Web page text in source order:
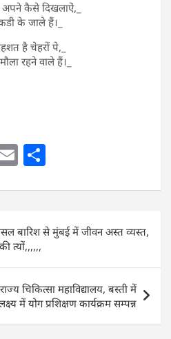
कैसे दिखलाऐ‌ं,_
के जाले हैं।_
है चेहरों पे,_
रहने वाले हैं।_
E
ai
l
ar
e
बारिश से मुंबई में जीवन अस्त व्यस्त,
त्यों,,,,,,
चिकित्सा महाविद्यालय, बस्ती में
में योग प्रशिक्षण कार्यक्रम सम्पन्न